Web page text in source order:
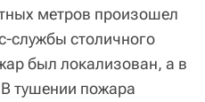
метров произошел
службы столичного
был локализован, а в
тушении пожара